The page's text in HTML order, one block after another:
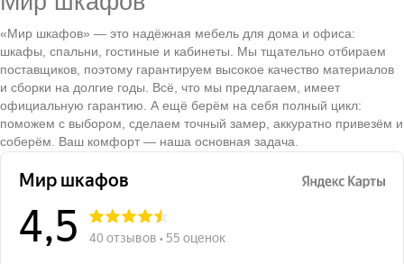
«Мир шкафов» — это надёжная мебель для дома и офиса:
шкафы, спальни, гостиные и кабинеты. Мы тщательно отбираем
поставщиков, поэтому гарантируем высокое качество материалов
и сборки на долгие годы. Всё, что мы предлагаем, имеет
официальную гарантию. А ещё берём на себя полный цикл:
поможем с выбором, сделаем точный замер, аккуратно привезём и
соберём. Ваш комфорт — наша основная задача.